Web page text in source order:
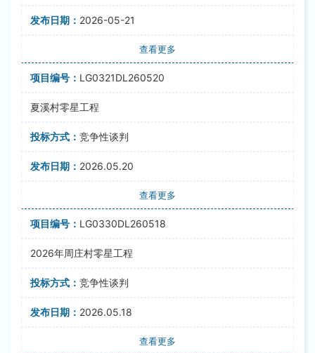
2026-05-21
查看更多
LG0321DL260520
夏溪村零星工程
竞争性谈判
2026.05.20
查看更多
LG0330DL260518
2026年周庄村零星工程
竞争性谈判
2026.05.18
查看更多